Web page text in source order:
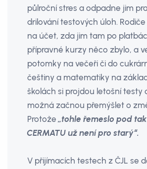
půlroční stres a odpadne jim
drilování testových úloh.
na účet, zda jim tam po
přípravné kurzy něco zbylo, a
potomky na večeři či do
češtiny a matematiky na
školách si projdou letošní testy
možná začnou přemýšlet o
Protože„tohle řemeslo pod
CERMATU už není pro starý“.
V přijímacích testech z ČJL se